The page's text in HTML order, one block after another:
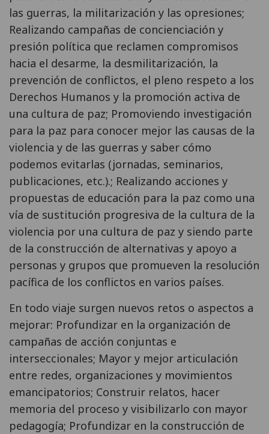
las guerras, la militarización y las opresiones;
Realizando campañas de concienciación y
presión política que reclamen compromisos
hacia el desarme, la desmilitarización, la
prevención de conflictos, el pleno respeto a los
Derechos Humanos y la promoción activa de
una cultura de paz; Promoviendo investigación
para la paz para conocer mejor las causas de la
violencia y de las guerras y saber cómo
podemos evitarlas (jornadas, seminarios,
publicaciones, etc.).; Realizando acciones y
propuestas de educación para la paz como una
vía de sustitución progresiva de la cultura de la
violencia por una cultura de paz y siendo parte
de la construcción de alternativas y apoyo a
personas y grupos que promueven la resolución
pacífica de los conflictos en varios países.
En todo viaje surgen nuevos retos o aspectos a
mejorar: Profundizar en la organización de
campañas de acción conjuntas e
interseccionales; Mayor y mejor articulación
entre redes, organizaciones y movimientos
emancipatorios; Construir relatos, hacer
memoria del proceso y visibilizarlo con mayor
pedagogía; Profundizar en la construcción de